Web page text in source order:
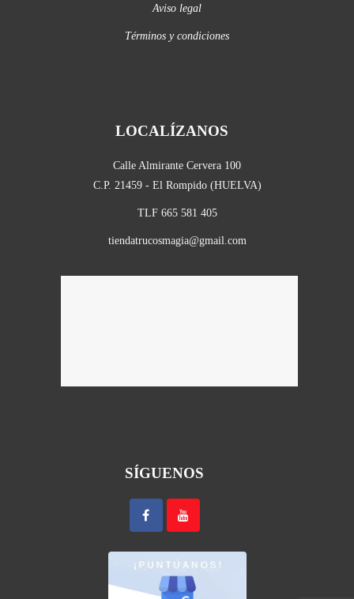
Aviso legal
Términos y condiciones
LOCALÍZANOS
Calle Almirante Cervera 100
C.P. 21459 - El Rompido (HUELVA)
TLF 665 581 405
tiendatrucosmagia@gmail.com
SÍGUENOS